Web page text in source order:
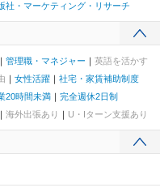
社・マーケティング・リサーチ
管理職・マネジャー
英語を活かす
女性活躍
社宅・家賃補助制度
20時間未満
完全週休2日制
海外出張あり U・Iターン支援あり